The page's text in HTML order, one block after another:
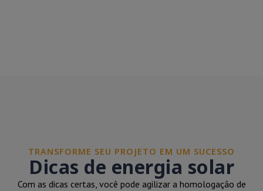
TRANSFORME SEU PROJETO EM UM SUCESSO
Dicas de energia solar
Com as dicas certas, você pode agilizar a homologação de